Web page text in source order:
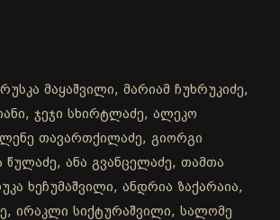
მაყაშვილი, მარიამ ჩუხრუკიძე,
ჯეჯი სხირტლაძე, ალეკო
თავართქილაძე, გიორგი
წულაძე, ანა გვანცელაძე, თამთა
ხეჩუმაშვილი, ანდრია ზაქარაია,
ირაკლი სიქტურაშვილი, სალომე